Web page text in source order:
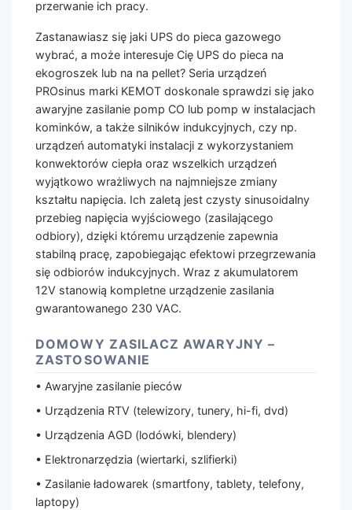
przerwanie ich pracy.
Zastanawiasz się jaki UPS do pieca gazowego
wybrać, a może interesuje Cię UPS do pieca na
ekogroszek lub na na pellet? Seria urządzeń
PROsinus marki KEMOT doskonale sprawdzi się jako
awaryjne zasilanie pomp CO lub pomp w instalacjach
kominków, a także silników indukcyjnych, czy np.
urządzeń automatyki instalacji z wykorzystaniem
konwektorów ciepła oraz wszelkich urządzeń
wyjątkowo wrażliwych na najmniejsze zmiany
kształtu napięcia. Ich zaletą jest czysty sinusoidalny
przebieg napięcia wyjściowego (zasilającego
odbiory), dzięki któremu urządzenie zapewnia
stabilną pracę, zapobiegając efektowi przegrzewania
się odbiorów indukcyjnych. Wraz z akumulatorem
12V stanowią kompletne urządzenie zasilania
gwarantowanego 230 VAC.
DOMOWY ZASILACZ AWARYJNY –
ZASTOSOWANIE
• Awaryjne zasilanie pieców
• Urządzenia RTV (telewizory, tunery, hi-fi, dvd)
• Urządzenia AGD (lodówki, blendery)
• Elektronarzędzia (wiertarki, szlifierki)
• Zasilanie ładowarek (smartfony, tablety, telefony,
laptopy)